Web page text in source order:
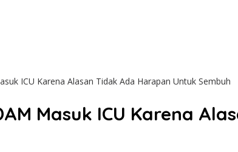
ICU Karena Alasan Tidak Ada Harapan Untuk Sembuh
Masuk ICU Karena